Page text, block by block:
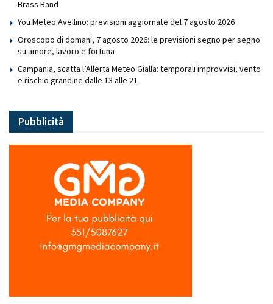
Brass Band
You Meteo Avellino: previsioni aggiornate del 7 agosto 2026
Oroscopo di domani, 7 agosto 2026: le previsioni segno per segno
su amore, lavoro e fortuna
Campania, scatta l’Allerta Meteo Gialla: temporali improvvisi, vento
e rischio grandine dalle 13 alle 21
Pubblicità